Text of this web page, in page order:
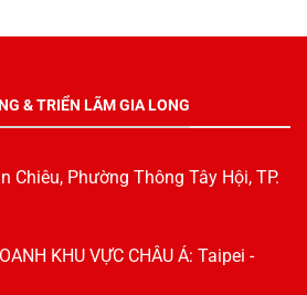
& TRIỂN LÃM GIA LONG
Chiêu, Phường Thông Tây Hội, TP.
KHU VỰC CHÂU Á: Taipei -